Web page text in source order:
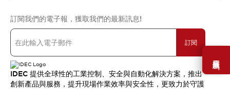
需要幫助嗎？
訂閱我們的電子報，獲取我們的最新訊息!
訂閱
IDEC 提供全球性的工業控制、安全與自動化解決方案，推出
創新產品與服務，提升現場作業效率與安全性，更致力於守護